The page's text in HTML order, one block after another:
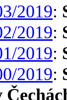
2019:
2019:
2019:
2019: